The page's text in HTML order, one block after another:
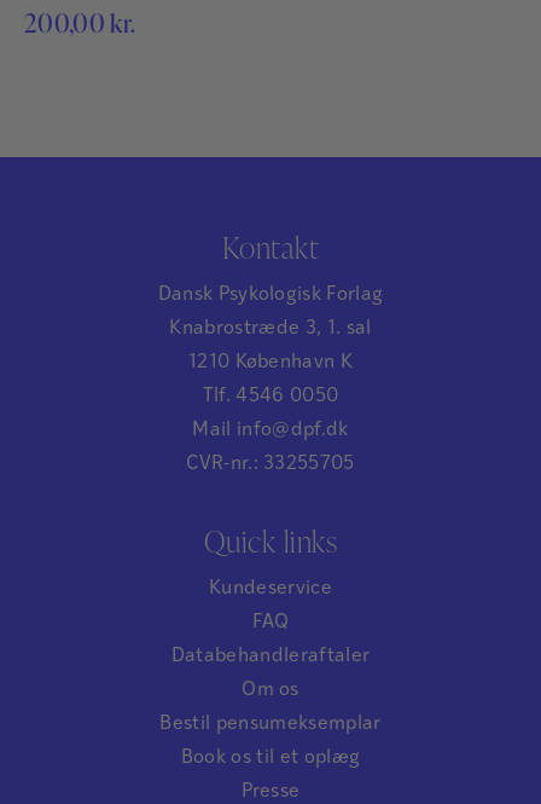
er der også noget, de går glip af.
200,00 kr.
Kontakt
Dansk Psykologisk Forlag
Knabrostræde 3, 1. sal
1210 København K
Tlf. 4546 0050
Mail info@dpf.dk
CVR-nr.: 33255705
Quick links
Kundeservice
FAQ
Databehandleraftaler
Om os
Bestil pensumeksemplar
Book os til et oplæg
Presse